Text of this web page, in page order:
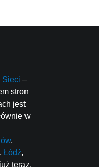
Sieci –
stron
jest
w
,
, Łódź,
teraz.